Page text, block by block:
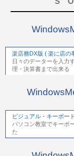
楽店務DX版 ( 楽に店の
日々のデーターを入力
理・決算書まで出来る
ビジュアル・キーボー
パソコン教室でキーボ
た